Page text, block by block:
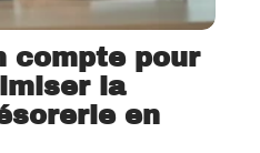
compte pour
la
en